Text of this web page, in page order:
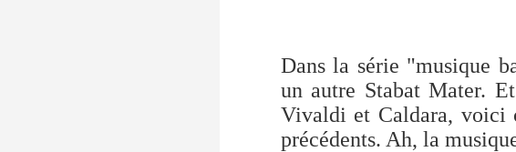
Dans la série "musique
un autre Stabat Mater.
Vivaldi et Caldara, voici
précédents. Ah, la